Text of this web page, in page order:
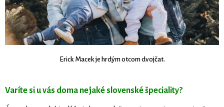
Erick Macek je hrdým otcom dvojčat.
Varíte si u vás doma nejaké slovenské špeciality?